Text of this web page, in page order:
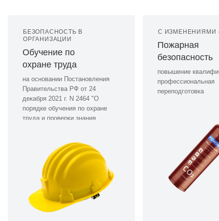
БЕЗОПАСНОСТЬ В
ОРГАНИЗАЦИИ
Обучение по
охране труда
на основании Постановления
Правительства РФ от 24
декабря 2021 г. N 2464 "О
порядке обучения по охране
труда и проверки знания
С ИЗМЕНЕНИЯМИ
Пожарная
безопасность
повышение
профессиональная
переподготовка